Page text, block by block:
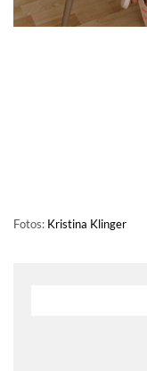
Fotos: Kristina Klinger